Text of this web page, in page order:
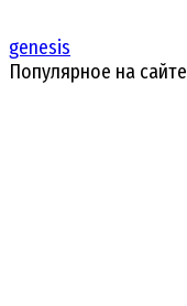
genesis
Популярное на сайте